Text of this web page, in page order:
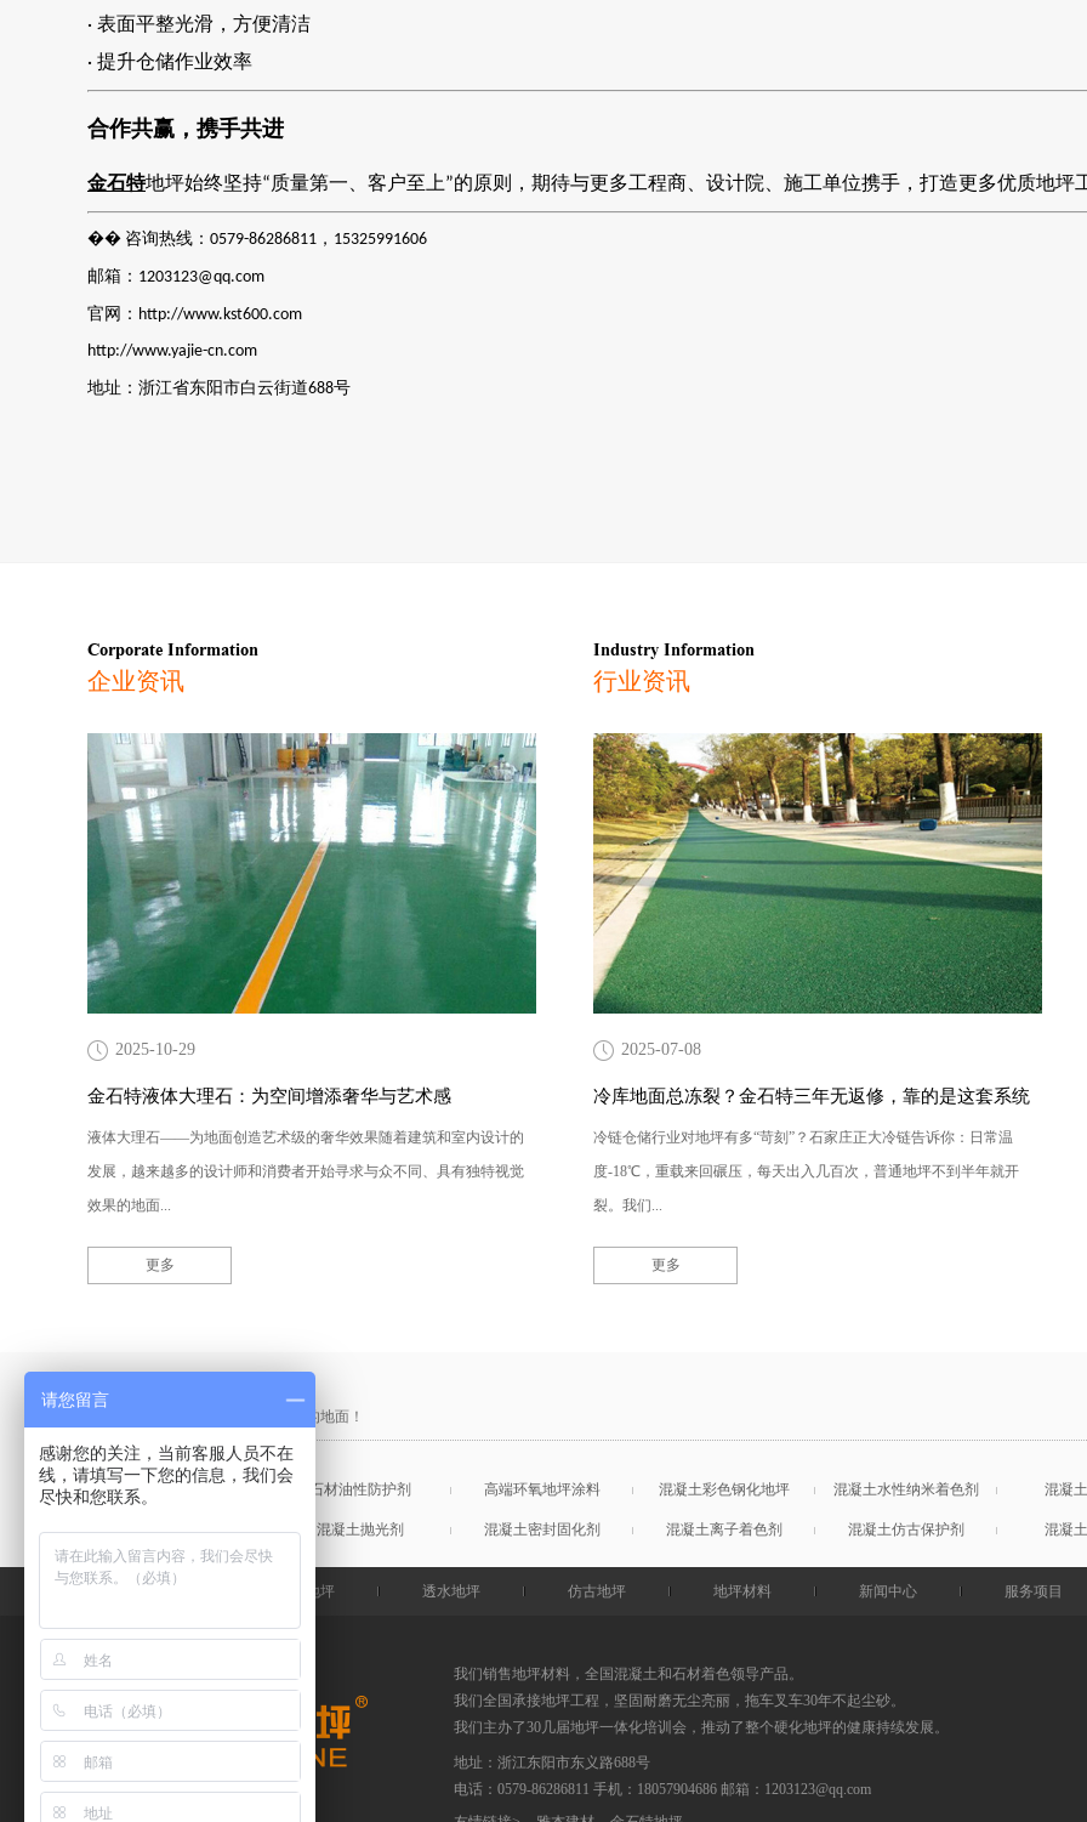
· 表面平整光滑，方便清洁
· 提升仓储作业效率
合作共赢，携手共进
金石特地坪始终坚持“质量第一、客户至上”的原则，期待与更多工程商、设计院、施工单位携手，打造更多优质地坪
�� 咨询热线： 0579-86286811 ， 15325991606
邮箱： 1203123@qq.com
官网： http://www.kst600.com
http://www.yajie-cn.com
地址：浙江省东阳市白云街道688号
Corporate Information
企业资讯
2025-10-29
金石特液体大理石：为空间增添奢华与艺术感
液体大理石——为地面创造艺术级的奢华效果随着建筑和室内设计的
发展，越来越多的设计师和消费者开始寻求与众不同、具有独特视觉
效果的地面...
更多
Industry Information
行业资讯
2025-07-08
冷库地面总冻裂？金石特三年无返修，靠的是这套系统
冷链仓储行业对地坪有多“苛刻”？石家庄正大冷链告诉你：日常温
度-18℃，重载来回碾压，每天出入几百次，普通地坪不到半年就开
裂。我们...
更多
产品采购直通车
做中国最硬的地坪，金石特钢化您的地面！
混凝土表面增强剂 石材油性防护剂 高端环氧地坪涂料 混凝土彩色钢化地坪 混凝土水性纳米着色剂 混凝
混凝土润色剂 混凝土抛光剂 混凝土密封固化剂 混凝土离子着色剂 混凝土仿古保护剂 混凝
钢化地坪 透水地坪 仿古地坪 地坪材料 新闻中心 服务项目
我们销售地坪材料，全国混凝土和石材着色领导产品。
我们全国承接地坪工程，坚固耐磨无尘亮丽，拖车叉车30年不起尘砂。
我们主办了30几届地坪一体化培训会，推动了整个硬化地坪的健康持续发展。
地址：浙江东阳市东义路688号
电话： 0579-86286811 手机：18057904686 邮箱： 1203123@qq.com
请您留言
感谢您的关注，当前客服人员不在
线，请填写一下您的信息，我们会
尽快和您联系。